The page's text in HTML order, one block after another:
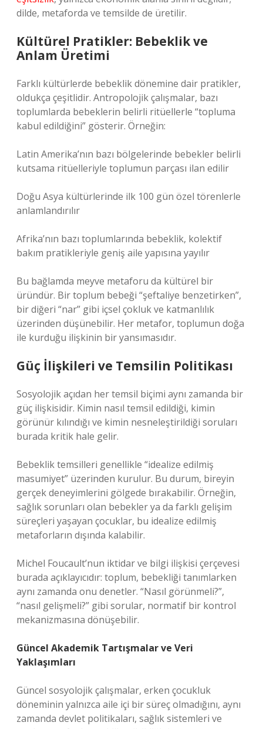
dilde, metaforda ve temsilde de üretilir.
Kültürel Pratikler: Bebeklik ve
Anlam Üretimi
Farklı kültürlerde bebeklik dönemine dair pratikler,
oldukça çeşitlidir. Antropolojik çalışmalar, bazı
toplumlarda bebeklerin belirli ritüellerle “topluma
kabul edildiğini” gösterir. Örneğin:
Latin Amerika’nın bazı bölgelerinde bebekler belirli
kutsama ritüelleriyle toplumun parçası ilan edilir
Doğu Asya kültürlerinde ilk 100 gün özel törenlerle
anlamlandırılır
Afrika’nın bazı toplumlarında bebeklik, kolektif
bakım pratikleriyle geniş aile yapısına yayılır
Bu bağlamda meyve metaforu da kültürel bir
üründür. Bir toplum bebeği “şeftaliye benzetirken”,
bir diğeri “nar” gibi içsel çokluk ve katmanlılık
üzerinden düşünebilir. Her metafor, toplumun doğa
ile kurduğu ilişkinin bir yansımasıdır.
Güç İlişkileri ve Temsilin Politikası
Sosyolojik açıdan her temsil biçimi aynı zamanda bir
güç ilişkisidir. Kimin nasıl temsil edildiği, kimin
görünür kılındığı ve kimin nesneleştirildiği soruları
burada kritik hale gelir.
Bebeklik temsilleri genellikle “idealize edilmiş
masumiyet” üzerinden kurulur. Bu durum, bireyin
gerçek deneyimlerini gölgede bırakabilir. Örneğin,
sağlık sorunları olan bebekler ya da farklı gelişim
süreçleri yaşayan çocuklar, bu idealize edilmiş
metaforların dışında kalabilir.
Michel Foucault’nun iktidar ve bilgi ilişkisi çerçevesi
burada açıklayıcıdır: toplum, bebekliği tanımlarken
aynı zamanda onu denetler. “Nasıl görünmeli?”,
“nasıl gelişmeli?” gibi sorular, normatif bir kontrol
mekanizmasına dönüşebilir.
Güncel Akademik Tartışmalar ve Veri
Yaklaşımları
Güncel sosyolojik çalışmalar, erken çocukluk
döneminin yalnızca aile içi bir süreç olmadığını, aynı
zamanda devlet politikaları, sağlık sistemleri ve